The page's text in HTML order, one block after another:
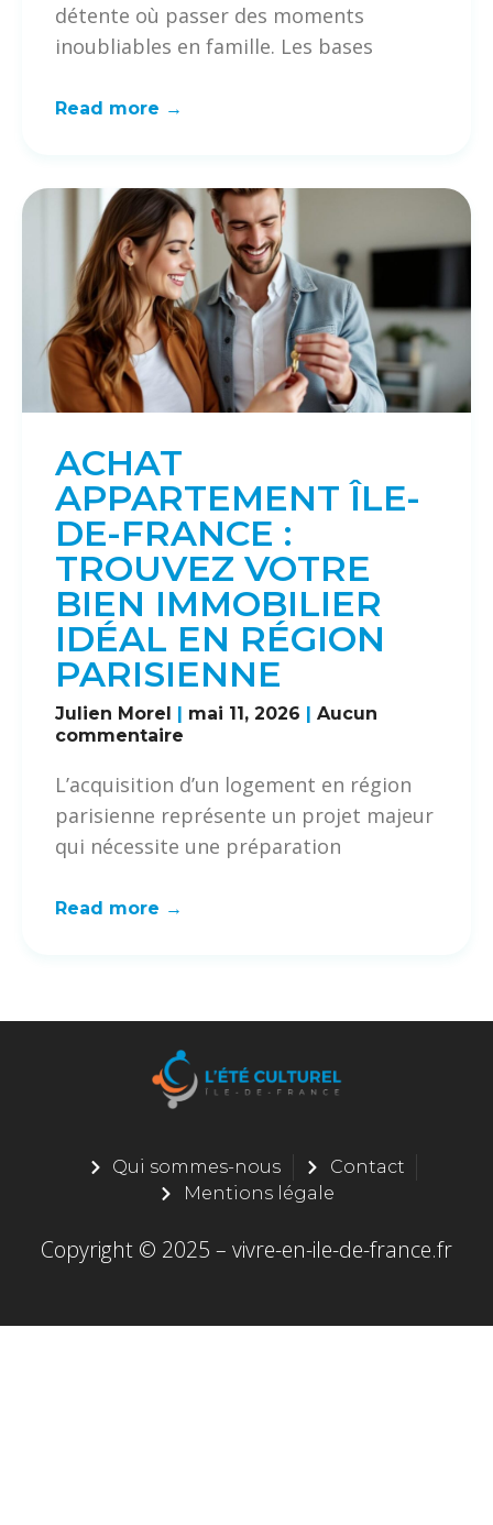
détente où passer des moments
inoubliables en famille. Les bases
Read more →
ACHAT
APPARTEMENT ÎLE-
DE-FRANCE :
TROUVEZ VOTRE
BIEN IMMOBILIER
IDÉAL EN RÉGION
PARISIENNE
Julien Morel mai 11, 2026
Aucun
commentaire
L’acquisition d’un logement en région
parisienne représente un projet majeur
qui nécessite une préparation
Read more →
Qui sommes-nous
Contact
Mentions légale
Copyright © 2025 – vivre-en-ile-de-france.fr